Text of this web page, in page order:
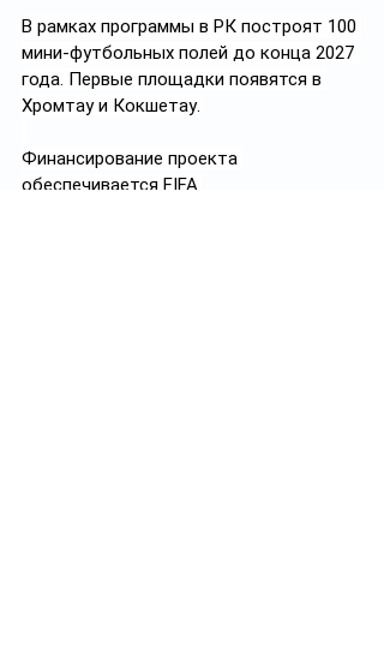
В рамках программы в РК построят 100
мини-футбольных полей до конца 2027
года. Первые площадки появятся в
Хромтау и Кокшетау.
Финансирование проекта
обеспечивается FIFA.